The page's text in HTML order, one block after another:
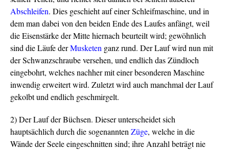
Abschleifen. Dies geschieht auf einer Schleifmaschine, und in
dem man dabei von den beiden Ende des Laufes anfängt, weil
die Eisenstärke der Mitte hiernach beurteilt wird; gewöhnlich
sind die Läufe derMusketen ganz rund. Der Lauf wird nun mit
der Schwanzschraube versehen, und endlich das Zündloch
eingebohrt, welches nachher mit einer besonderen Maschine
inwendig erweitert wird. Zuletzt wird auch manchmal der Lauf
gekolbt und endlich geschmirgelt.
2) Der Lauf der Büchsen. Dieser unterscheidet sich
hauptsächlich durch die sogenannten Züge, welche in die
Wände der Seele eingeschnitten sind; ihre Anzahl beträgt nie